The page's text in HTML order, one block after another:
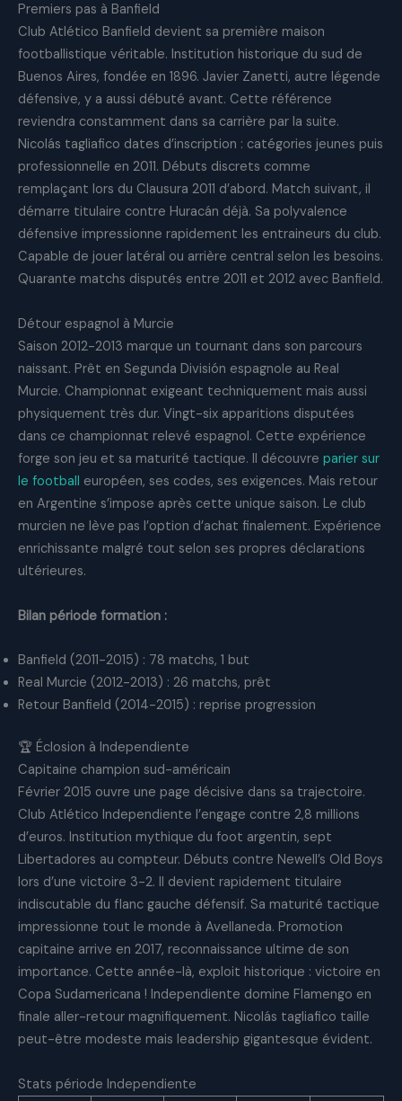
Premiers pas à Banfield
Club Atlético Banfield devient sa première maison
footballistique véritable. Institution historique du sud de
Buenos Aires, fondée en 1896. Javier Zanetti, autre légende
défensive, y a aussi débuté avant. Cette référence
reviendra constamment dans sa carrière par la suite.
Nicolás tagliafico dates d’inscription : catégories jeunes puis
professionnelle en 2011. Débuts discrets comme
remplaçant lors du Clausura 2011 d’abord. Match suivant, il
démarre titulaire contre Huracán déjà. Sa polyvalence
défensive impressionne rapidement les entraineurs du club.
Capable de jouer latéral ou arrière central selon les besoins.
Quarante matchs disputés entre 2011 et 2012 avec Banfield.
Détour espagnol à Murcie
Saison 2012-2013 marque un tournant dans son parcours
naissant. Prêt en Segunda División espagnole au Real
Murcie. Championnat exigeant techniquement mais aussi
physiquement très dur. Vingt-six apparitions disputées
dans ce championnat relevé espagnol. Cette expérience
forge son jeu et sa maturité tactique. Il découvre parier sur
le football européen, ses codes, ses exigences. Mais retour
en Argentine s’impose après cette unique saison. Le club
murcien ne lève pas l’option d’achat finalement. Expérience
enrichissante malgré tout selon ses propres déclarations
ultérieures.
Bilan période formation :
Banfield (2011-2015) : 78 matchs, 1 but
Real Murcie (2012-2013) : 26 matchs, prêt
Retour Banfield (2014-2015) : reprise progression
🏆 Éclosion à Independiente
Capitaine champion sud-américain
Février 2015 ouvre une page décisive dans sa trajectoire.
Club Atlético Independiente l’engage contre 2,8 millions
d’euros. Institution mythique du foot argentin, sept
Libertadores au compteur. Débuts contre Newell’s Old Boys
lors d’une victoire 3-2. Il devient rapidement titulaire
indiscutable du flanc gauche défensif. Sa maturité tactique
impressionne tout le monde à Avellaneda. Promotion
capitaine arrive en 2017, reconnaissance ultime de son
importance. Cette année-là, exploit historique : victoire en
Copa Sudamericana ! Independiente domine Flamengo en
finale aller-retour magnifiquement. Nicolás tagliafico taille
peut-être modeste mais leadership gigantesque évident.
Stats période Independiente